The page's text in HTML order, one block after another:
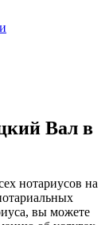
Вал в
нотариусов на
вы можете